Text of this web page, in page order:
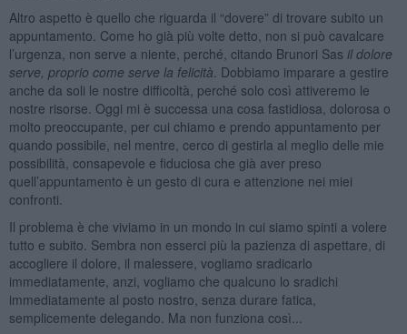
Altro aspetto è quello che riguarda il “dovere” di trovare subito un
appuntamento. Come ho già più volte detto, non si può cavalcare
l’urgenza, non serve a niente, perché, citando Brunori Sas il dolore
serve, proprio come serve la felicità . Dobbiamo imparare a gestire
anche da soli le nostre difficoltà, perché solo così attiveremo le
nostre risorse. Oggi mi è successa una cosa fastidiosa, dolorosa o
molto preoccupante, per cui chiamo e prendo appuntamento per
quando possibile, nel mentre, cerco di gestirla al meglio delle mie
possibilità, consapevole e fiduciosa che già aver preso
quell’appuntamento è un gesto di cura e attenzione nei miei
confronti.
Il problema è che viviamo in un mondo in cui siamo spinti a volere
tutto e subito. Sembra non esserci più la pazienza di aspettare, di
accogliere il dolore, il malessere, vogliamo sradicarlo
immediatamente, anzi, vogliamo che qualcuno lo sradichi
immediatamente al posto nostro, senza durare fatica,
semplicemente delegando. Ma non funziona così...